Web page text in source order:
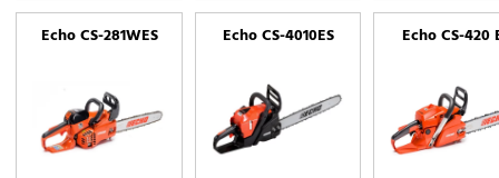
Echo CS-281WES Echo CS-4010ES Echo CS-420